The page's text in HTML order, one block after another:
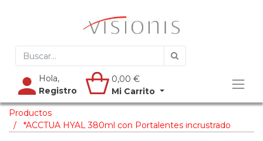
Hola,
Registro
0,00 €
Mi Carrito
Productos
*ACCTUA HYAL 380ml con Portalentes incrustrado